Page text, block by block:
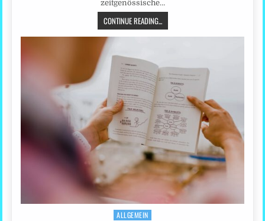
zeitgenössische…
CONTINUE READING...
Posted
ALLGEMEIN